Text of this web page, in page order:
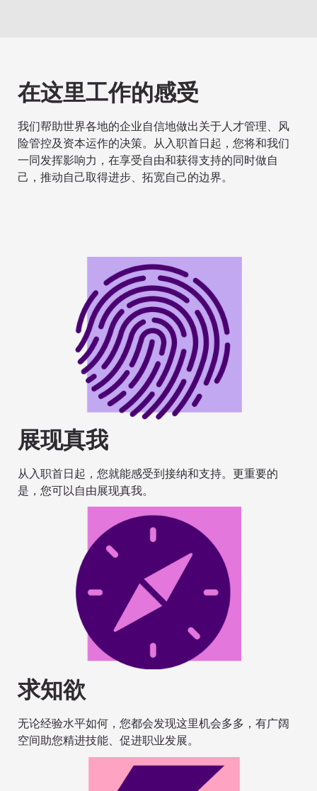
在这里工作的感受
我们帮助世界各地的企业自信地做出关于人才管理、风
险管控及资本运作的决策。从入职首日起，您将和我们
一同发挥影响力，在享受自由和获得支持的同时做自
己，推动自己取得进步、拓宽自己的边界。
展现真我
从入职首日起，您就能感受到接纳和支持。更重要的
是，您可以自由展现真我。
求知欲
无论经验水平如何，您都会发现这里机会多多，有广阔
空间助您精进技能、促进职业发展。